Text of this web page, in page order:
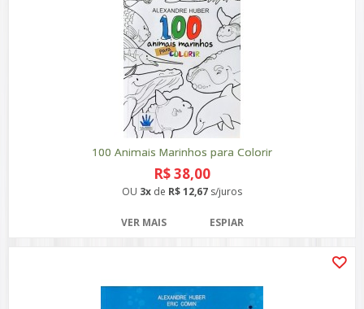
100 Animais Marinhos para Colorir
R$ 38,00
OU 3x de R$ 12,67 s/juros
VER MAIS ESPIAR